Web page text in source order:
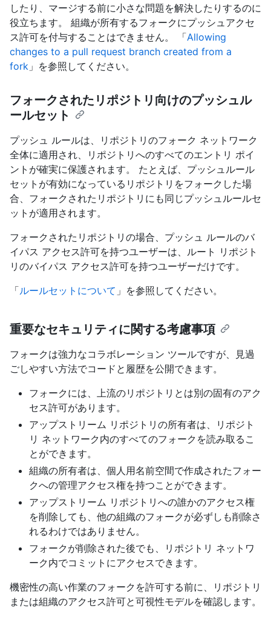
したり、マージする前に小さな問題を解決したりするのに
役立ちます。 組織が所有するフォークにプッシュアクセ
ス許可を付与することはできません。 「Allowing
changes to a pull request branch created from a
fork 」を参照してください。
フォークされたリポジトリ向けのプッシュル
ールセット
プッシュ ルールは、リポジトリのフォーク ネットワーク
全体に適用され、リポジトリへのすべてのエントリ ポイ
ントが確実に保護されます。 たとえば、プッシュルール
セットが有効になっているリポジトリをフォークした場
合、フォークされたリポジトリにも同じプッシュルールセ
ットが適用されます。
フォークされたリポジトリの場合、プッシュ ルールのバ
イパス アクセス許可を持つユーザーは、ルート リポジト
リのバイパス アクセス許可を持つユーザーだけです。
「ルールセットについて 」を参照してください。
重要なセキュリティに関する考慮事項
フォークは強力なコラボレーション ツールですが、見過
ごしやすい方法でコードと履歴を公開できます。
フォークには、上流のリポジトリとは別の固有のアク
セス許可があります。
アップストリーム リポジトリの所有者は、リポジト
リ ネットワーク内のすべてのフォークを読み取るこ
とができます。
組織の所有者は、個人用名前空間で作成されたフォー
クへの管理アクセス権を持つことができます。
アップストリーム リポジトリへの誰かのアクセス権
を削除しても、他の組織のフォークが必ずしも削除さ
れるわけではありません。
フォークが削除された後でも、リポジトリ ネットワ
ーク内でコミットにアクセスできます。
機密性の高い作業のフォークを許可する前に、リポジトリ
または組織のアクセス許可と可視性モデルを確認します。